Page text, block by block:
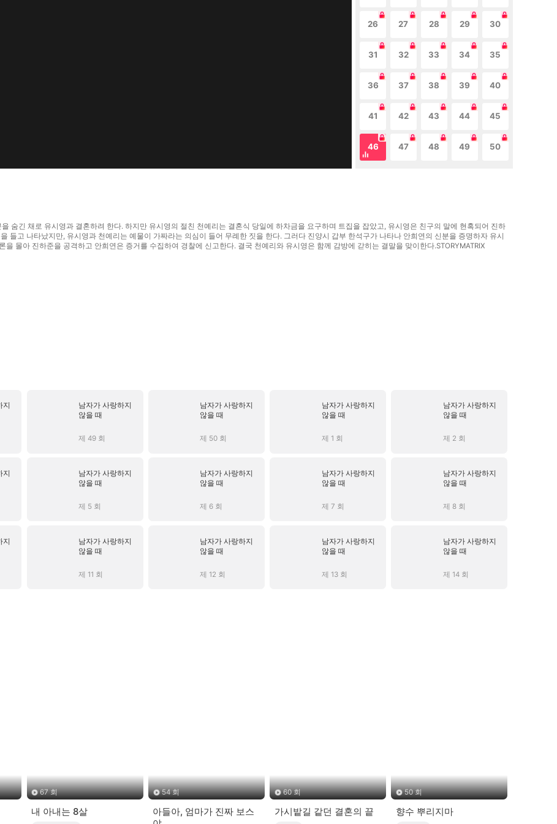
26 27 28 29 30
31 32 33 34 35
36 37 38 39 40
41 42 43 44 45
46 47 48 49 50
숨긴 채로 유시영과 결혼하려 한다. 하지만 유시영의 절친 천예리는 결혼식 당일에 하차금을 요구하며 트집을 잡았고, 유시영은 친구의 말에 현혹되어 진하
들고 나타났지만, 유시영과 천예리는 예물이 가짜라는 의심이 들어 무례한 짓을 한다. 그러다 진양시 갑부 한석구가 나타나 안희연의 신분을 증명하자 유시
몰아 진하준을 공격하고 안희연은 증거를 수집하여 경찰에 신고한다. 결국 천예리와 유시영은 함께 감방에 갇히는 결말을 맞이한다.STORYMATRIX
남자가 사랑하지
않을 때
제 49 회
남자가 사랑하지
않을 때
제 50 회
남자가 사랑하지
않을 때
제 1 회
남자가 사랑하지
않을 때
제 2 회
남자가 사랑하지
않을 때
제 5 회
남자가 사랑하지
않을 때
제 6 회
남자가 사랑하지
않을 때
제 7 회
남자가 사랑하지
않을 때
제 8 회
지
남자가 사랑하지
않을 때
제 11 회
남자가 사랑하지
않을 때
제 12 회
남자가 사랑하지
않을 때
제 13 회
남자가 사랑하지
않을 때
제 14 회
67 회
내 아내는 8살
54 회
아들아, 엄마가 진짜 보스
60 회
가시밭길 같던 결혼의 끝
50 회
향수 뿌리지마